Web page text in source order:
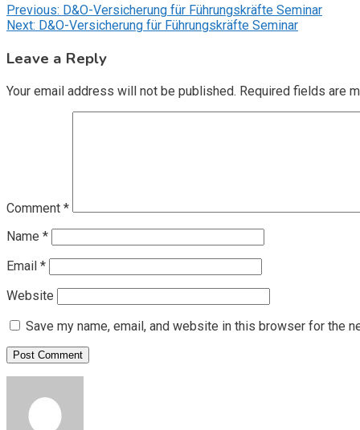
Post
navigation
Previous: D&O-Versicherung für Führungskräfte Seminar
Next: D&O-Versicherung für Führungskräfte Seminar
Leave a Reply
Your email address will not be published. Required fields are
Comment *
Name *
Email *
Website
Save my name, email, and website in this browser for the